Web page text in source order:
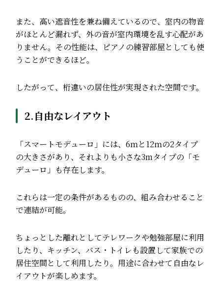
また、高い遮音性を兼ね備えているので、室内の物音
がほとんど漏れず、外の音が室内環境を乱す心配があ
りません。その性能は、ピアノの練習部屋としても使
うことができるほど。
したがって、桁違いの居住性が実現された空間です。
2.自由なレイアウト
「スマートモデューロ」には、6ｍと12ｍの2タイプ
の大きさがあり、それよりも小さな3mタイプの「モ
デューロ」も存在します。
これらは一定の条件があるものの、組み合わせること
で連結が可能。
ちょっとした離れとしてテレワークや勉強部屋に利用
したり、キッチン、バス・トイレも設置して家族での
居住空間として利用したり。用途に合わせて自由なレ
イアウトが楽しめます。